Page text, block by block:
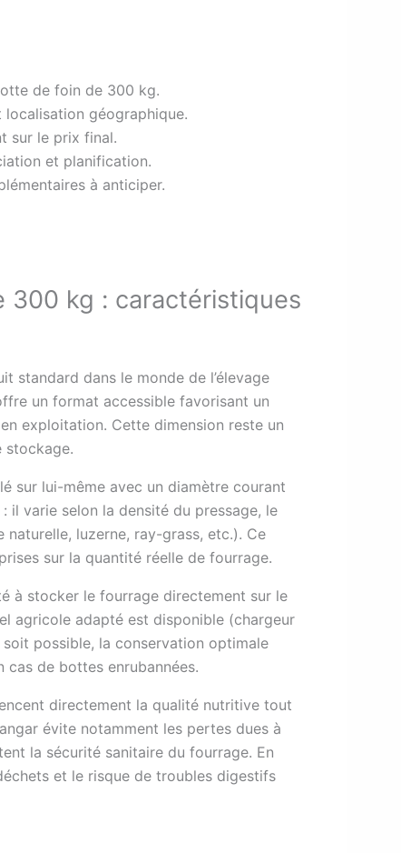
de foin de 300 kg.
localisation géographique.
sur le prix final.
et planification.
à anticiper.
300 kg : caractéristiques
standard dans le monde de l’élevage
un format accessible favorisant un
exploitation. Cette dimension reste un
stockage.
sur lui-même avec un diamètre courant
il varie selon la densité du pressage, le
luzerne, ray-grass, etc.). Ce
sur la quantité réelle de fourrage.
à stocker le fourrage directement sur le
agricole adapté est disponible (chargeur
possible, la conservation optimale
cas de bottes enrubannées.
directement la qualité nutritive tout
évite notamment les pertes dues à
la sécurité sanitaire du fourrage. En
et le risque de troubles digestifs